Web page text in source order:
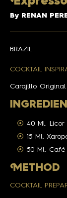
By RENAN
BRAZIL
COCKTAIL
Carajillo
40 Ml.
15 Ml.
50 Ml. Café
M ETHOD
COCKTAIL